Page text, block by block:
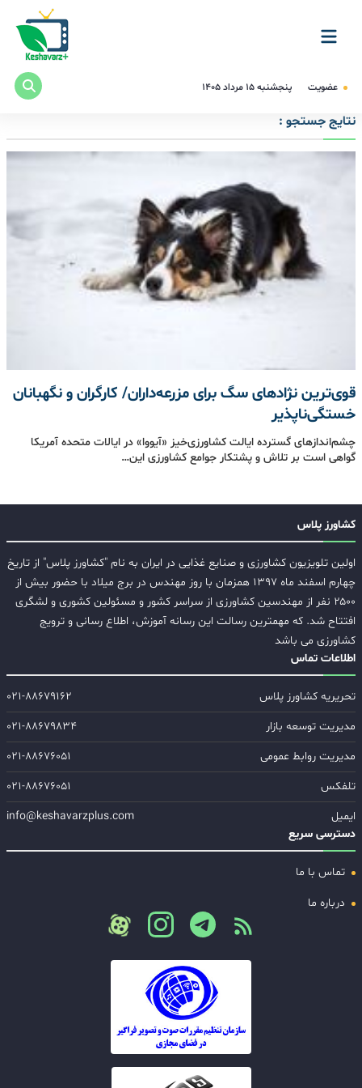
عضویت پنجشنبه ۱۵ مرداد ۱۴۰۵
نتایج جستجو :
قوی‌ترین نژادهای سگ برای مزرعه‌داران/ کارگران و نگهبانان
خستگی‌ناپذیر
چشم‌اندازهای گسترده‌ ایالت کشاورزی‌خیز «آیووا» در ایالات متحده آمریکا
گواهی است بر تلاش و پشتکار جوامع کشاورزی این…
کشاورز پلاس
اولین تلویزیون کشاورزی و صنایع غذایی در ایران به نام "کشاورز پلاس" از تاریخ
چهارم اسفند ماه ۱۳۹۷ همزمان با روز مهندس در برج میلاد با حضور بیش از
۲۵۰۰ نفر از مهندسین کشاورزی از سراسر کشور و مسئولین کشوری و لشگری
افتتاح شد. که مهمترین رسالت این رسانه آموزش، اطلاع رسانی و ترویج
کشاورزی می باشد
اطلاعات تماس
تحریریه کشاورز پلاس
۰۲۱-۸۸۶۷۹۱۶۲
مدیریت توسعه بازار
۰۲۱-۸۸۶۷۹۸۳۴
مدیریت روابط عمومی
۰۲۱-۸۸۶۷۶۰۵۱
تلفکس
۰۲۱-۸۸۶۷۶۰۵۱
ایمیل
info@keshavarzplus.com
دسترسی سریع
تماس با ما
درباره ما